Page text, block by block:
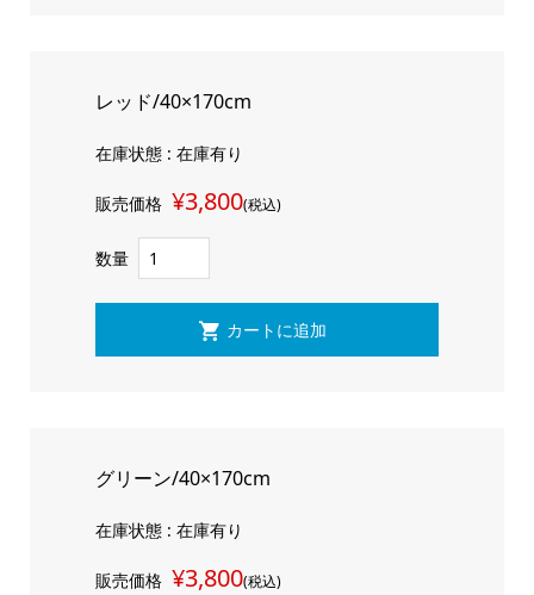
レッド/40×170cm
在庫状態 : 在庫有り
販売価格 ¥3,800(税込)
数量
グリーン/40×170cm
在庫状態 : 在庫有り
販売価格 ¥3,800(税込)